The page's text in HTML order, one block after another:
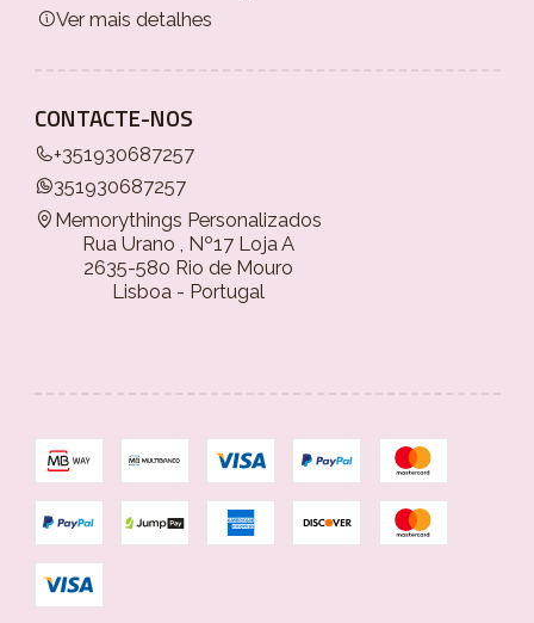
Ver mais detalhes
CONTACTE-NOS
+351930687257
351930687257
Memorythings Personalizados
Rua Urano , Nº17 Loja A
2635-580 Rio de Mouro
Lisboa - Portugal